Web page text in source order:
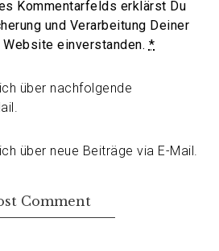
Kommentarfelds erklärst Du
und Verarbeitung Deiner
einverstanden. *
über nachfolgende
über neue Beiträge via E-Mail.